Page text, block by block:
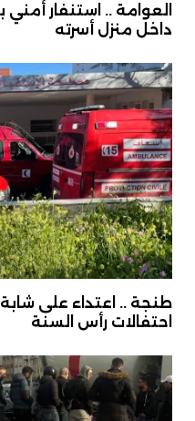
العوامة .. استنفار
داخل منزل أسرته
طنجة .. اعتداء على
احتفالات رأس السنة